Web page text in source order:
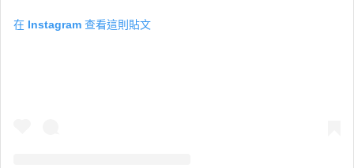
在 Instagram 查看這則貼文